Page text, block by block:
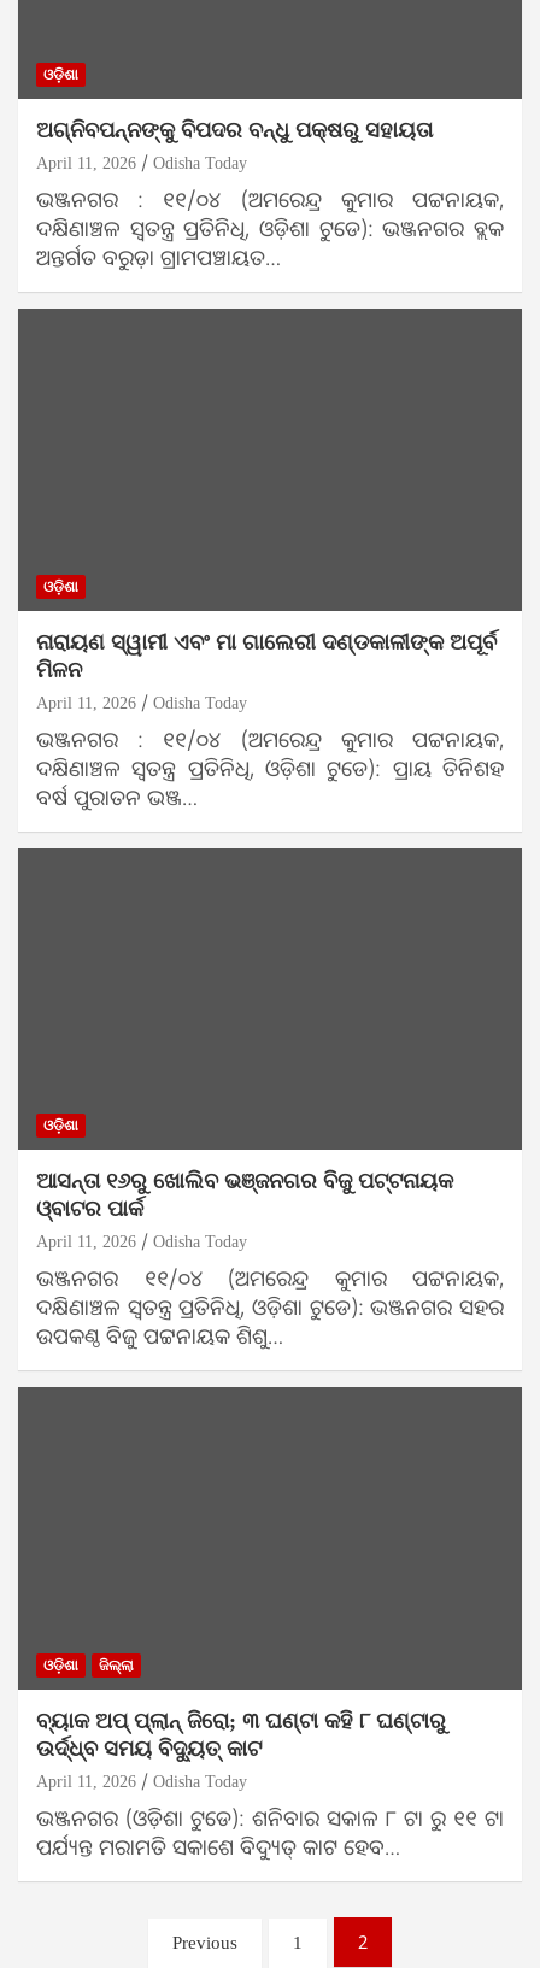
ଓଡ଼ିଶା
ଅଗ୍ନିବପନ୍ନଙ୍କୁ ବିପଦର ବନ୍ଧୁ ପକ୍ଷରୁ ସହାୟତା
April 11, 2026 Odisha Today
ଭଞ୍ଜନଗର : ୧୧/୦୪ (ଅମରେନ୍ଦ୍ର କୁମାର ପଟ୍ଟନାୟକ,
ଦକ୍ଷିଣାଞ୍ଚଳ ସ୍ଵତନ୍ତ୍ର ପ୍ରତିନିଧି, ଓଡ଼ିଶା ଟୁଡେ): ଭଞ୍ଜନଗର ବ୍ଲକ
ଅନ୍ତର୍ଗତ ବରୁଡ଼ା ଗ୍ରାମପଞ୍ଚାୟତ…
ଓଡ଼ିଶା
ନାରାୟଣ ସ୍ୱାମୀ ଏବଂ ମା ଗାଲେରୀ ଦଣ୍ଡକାଳୀଙ୍କ ଅପୂର୍ବ
ମିଳନ
April 11, 2026 Odisha Today
ଭଞ୍ଜନଗର : ୧୧/୦୪ (ଅମରେନ୍ଦ୍ର କୁମାର ପଟ୍ଟନାୟକ,
ଦକ୍ଷିଣାଞ୍ଚଳ ସ୍ଵତନ୍ତ୍ର ପ୍ରତିନିଧି, ଓଡ଼ିଶା ଟୁଡେ): ପ୍ରାୟ ତିନିଶହ
ବର୍ଷ ପୁରାତନ ଭଞ୍ଜ…
ଓଡ଼ିଶା
ଆସନ୍ତା ୧୬ରୁ ଖୋଲିବ ଭଞ୍ଜନଗର ବିଜୁ ପଟ୍ଟନାୟକ
ଓ୍ବାଟର ପାର୍କ
April 11, 2026 Odisha Today
ଭଞ୍ଜନଗର ୧୧/୦୪ (ଅମରେନ୍ଦ୍ର କୁମାର ପଟ୍ଟନାୟକ,
ଦକ୍ଷିଣାଞ୍ଚଳ ସ୍ଵତନ୍ତ୍ର ପ୍ରତିନିଧି, ଓଡ଼ିଶା ଟୁଡେ): ଭଞ୍ଜନଗର ସହର
ଉପକଣ୍ଠ ବିଜୁ ପଟ୍ଟନାୟକ ଶିଶୁ…
ଓଡ଼ିଶା ଜିଲ୍ଲା
ବ୍ୟାକ ଅପ୍ ପ୍ଲାନ୍ ଜିରୋ; ୩ ଘଣ୍ଟା କହି ୮ ଘଣ୍ଟାରୁ
ଉର୍ଦ୍ଧ୍ବ ସମୟ ବିଦ୍ୟୁତ୍ କାଟ
April 11, 2026 Odisha Today
ଭଞ୍ଜନଗର (ଓଡ଼ିଶା ଟୁଡେ): ଶନିବାର ସକାଳ ୮ ଟା ରୁ ୧୧ ଟା
ପର୍ଯ୍ୟନ୍ତ ମରାମତି ସକାଶେ ବିଦ୍ୟୁତ୍ କାଟ ହେବ…
Previous 1 2